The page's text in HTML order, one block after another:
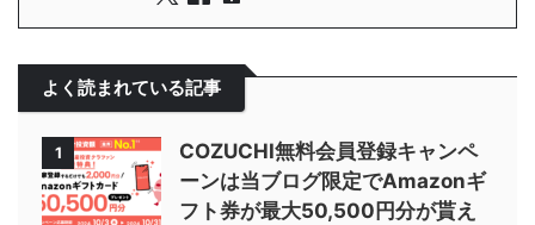
よく読まれている記事
1
COZUCHI無料会員登録キャンペ
ーンは当ブログ限定でAmazonギ
フト券が最大50,500円分が貰え